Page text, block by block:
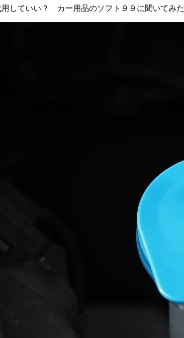
用していい？ カー用品のソフト９９に聞いてみた